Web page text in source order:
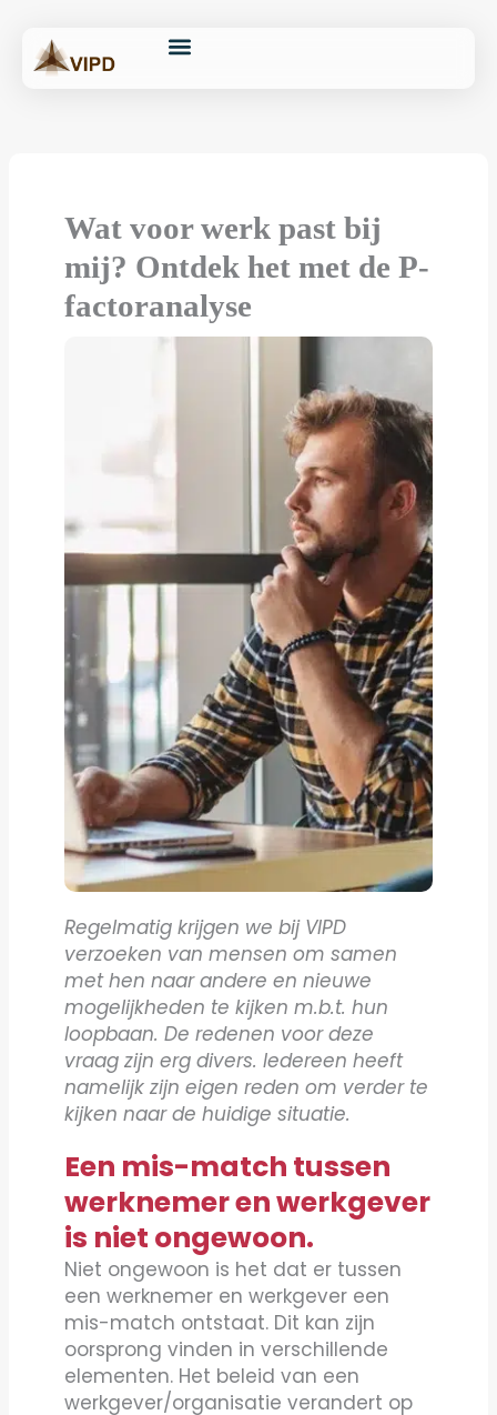
content
Wat voor werk past bij
mij? Ontdek het met de P-
factoranalyse​
Regelmatig krijgen we bij VIPD
verzoeken van mensen om samen
met hen naar andere en nieuwe
mogelijkheden te kijken m.b.t. hun
loopbaan. De redenen voor deze
vraag zijn erg divers. Iedereen heeft
namelijk zijn eigen reden om verder te
kijken naar de huidige situatie.
Een mis-match tussen
werknemer en werkgever
is niet ongewoon.
Niet ongewoon is het dat er tussen
een werknemer en werkgever een
mis-match ontstaat. Dit kan zijn
oorsprong vinden in verschillende
elementen. Het beleid van een
werkgever/organisatie verandert op